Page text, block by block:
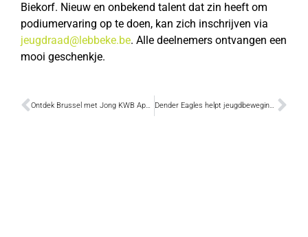
Biekorf. Nieuw en onbekend talent dat zin heeft om
podiumervaring op te doen, kan zich inschrijven via
jeugdraad@lebbeke.be. Alle deelnemers ontvangen een
mooi geschenkje.
Ontdek Brussel met Jong KWB Appels Dender Eagles helpt jeugdbeweging spandoek in de lucht te krijgen